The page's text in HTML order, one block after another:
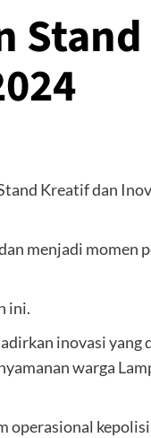
Kreatif dan
menjadi
ini.
inovasi
warga
operasional